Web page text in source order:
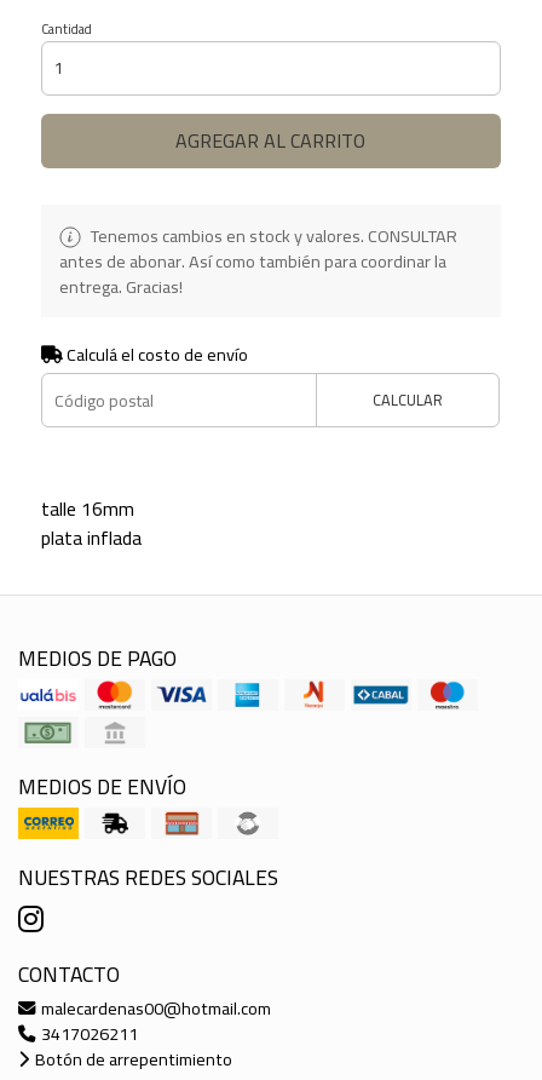
Cantidad
AGREGAR AL CARRITO
Tenemos cambios en stock y valores. CONSULTAR
antes de abonar. Así como también para coordinar la
entrega. Gracias!
Calculá el costo de envío
CALCULAR
talle 16mm
plata inflada
MEDIOS DE PAGO
MEDIOS DE ENVÍO
NUESTRAS REDES SOCIALES
CONTACTO
malecardenas00@hotmail.com
3417026211
Botón de arrepentimiento